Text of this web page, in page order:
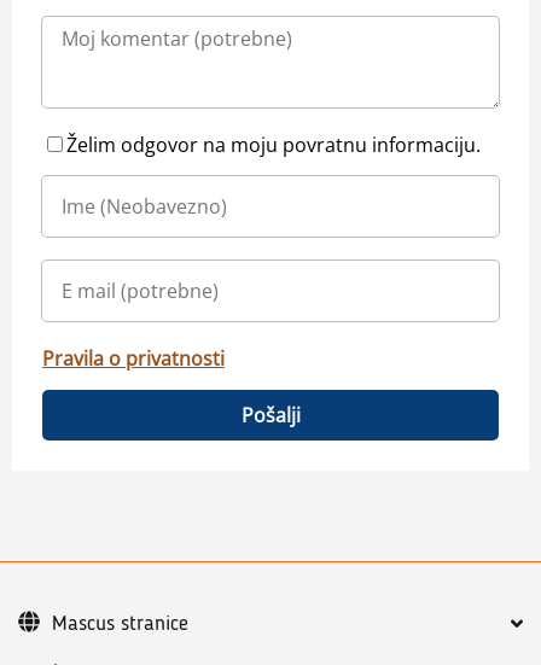
Želim odgovor na moju povratnu informaciju.
Pravila o privatnosti
Pošalji
Mascus stranice